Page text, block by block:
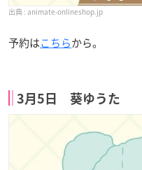
animate-onlineshop.jp
予約はこちらから。
3月5日 葵ゆうた